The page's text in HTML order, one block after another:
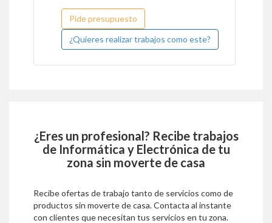
Pide presupuesto
¿Quieres realizar trabajos como este?
¿Eres un profesional? Recibe trabajos
de Informática y Electrónica de tu
zona sin moverte de casa
Recibe ofertas de trabajo tanto de servicios como de
productos sin moverte de casa. Contacta al instante
con clientes que necesitan tus servicios en tu zona.